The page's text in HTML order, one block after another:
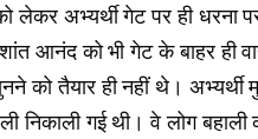
लेकर अभ्यर्थी गेट पर ही धरना
आनंद को भी गेट के बाहर ही
को तैयार ही नहीं थे। अभ्यर्थी
निकाली गई थी। वे लोग बहाली